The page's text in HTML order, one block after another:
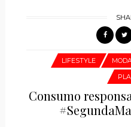
LIFESTYLE
Consumo